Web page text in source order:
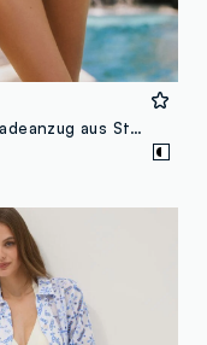
Schwarzer One-Piece-Badeanzug aus Stretchmaterial mit weissen Abschlüssen